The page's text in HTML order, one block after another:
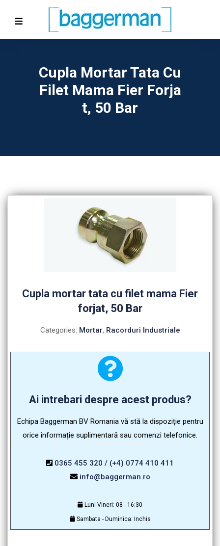
Cupla Mortar Tata Cu
Filet Mama Fier Forja
T, 50 Bar
Cupla mortar tata cu filet mama Fier
forjat, 50 Bar
Categories: Mortar, Racorduri Industriale
Ai intrebari despre acest produs?
Echipa Baggerman BV Romania vă stă la dispoziție pentru
orice informație suplimentară sau comenzi telefonice.
0365 455 320 / (+4) 0774 410 411
info@baggerman.ro
Luni-Vineri: 08 - 16:30
Sambata - Duminica: Inchis